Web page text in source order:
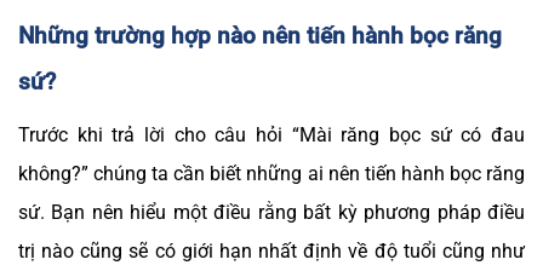
Những trường hợp nào nên tiến hành bọc răng
sứ?
Trước khi trả lời cho câu hỏi “Mài răng bọc sứ có đau
không?” chúng ta cần biết những ai nên tiến hành bọc răng
sứ. Bạn nên hiểu một điều rằng bất kỳ phương pháp điều
trị nào cũng sẽ có giới hạn nhất định về độ tuổi cũng như